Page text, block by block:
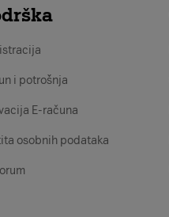
i potrošnja
E-računa
osobnih podataka